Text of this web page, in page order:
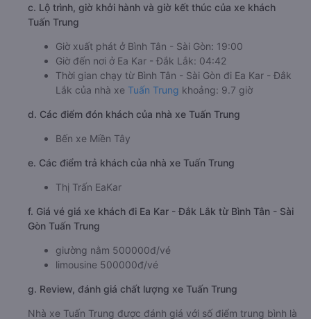
c. Lộ trình, giờ khởi hành và giờ kết thúc của xe khách
Tuấn Trung
Giờ xuất phát ở Bình Tân - Sài Gòn: 19:00
Giờ đến nơi ở Ea Kar - Đắk Lắk: 04:42
Thời gian chạy từ Bình Tân - Sài Gòn đi Ea Kar - Đắk
Lắk của nhà xe Tuấn Trung khoảng: 9.7 giờ
d. Các điểm đón khách của nhà xe Tuấn Trung
Bến xe Miền Tây
e. Các điểm trả khách của nhà xe Tuấn Trung
Thị Trấn EaKar
f. Giá vé giá xe khách đi Ea Kar - Đắk Lắk từ Bình Tân - Sài
Gòn Tuấn Trung
giường nằm 500000đ/vé
limousine 500000đ/vé
g. Review, đánh giá chất lượng xe Tuấn Trung
Nhà xe Tuấn Trung được đánh giá với số điểm trung bình là